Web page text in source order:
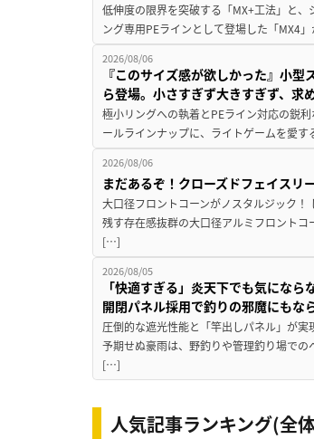
低伸度の限界を突破する「MX+工法」と
ング専用PEラインとして登場した「MX4
2026/08/06
『このサイズ感が欲しかった』小
ら登場。小さすぎず大きすぎず、求
極小リングへの執着とPEライン対応の鋭
ールラインナップに、ライトゲームを愛
2026/08/06
まだあるぞ！クローズドフェイスリ
大口径フロントコーンがノスタルジック
残す存在感抜群の大口径アルミフロント
[…]
2026/08/05
「快適すぎる」炎天下でも気にな
開閉パネル採用で釣りの邪魔にもな
圧倒的な遮光性能と「竿出しパネル」が
予期せぬ豪雨は、野釣りや管理釣り場での
[…]
人気記事ランキング(全